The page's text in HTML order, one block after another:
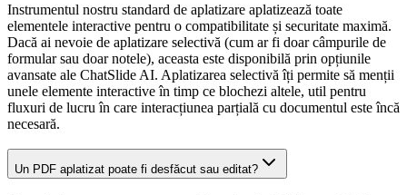
Instrumentul nostru standard de aplatizare aplatizează toate
elementele interactive pentru o compatibilitate și securitate maximă.
Dacă ai nevoie de aplatizare selectivă (cum ar fi doar câmpurile de
formular sau doar notele), aceasta este disponibilă prin opțiunile
avansate ale ChatSlide AI. Aplatizarea selectivă îți permite să menții
unele elemente interactive în timp ce blochezi altele, util pentru
fluxuri de lucru în care interacțiunea parțială cu documentul este încă
necesară.
Un PDF aplatizat poate fi desfăcut sau editat?